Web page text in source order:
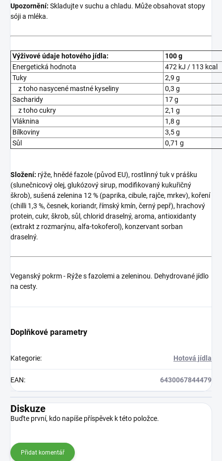
Upozornění: Skladujte v suchu a chladu. Může obsahovat stopy
sóji a mléka.
Výživové údaje hotového jídla:
100 g
Energetická hodnota
472 kJ / 113 kcal
Tuky
2,9 g
z toho nasycené mastné kyseliny
0,3 g
Sacharidy
17 g
z toho cukry
2,1 g
Vláknina
1,8 g
Bílkoviny
3,5 g
Sůl
0,71 g
Složení: rýže, hnědé fazole (původ EU), rostlinný tuk v prášku
(slunečnicový olej, glukózový sirup, modifikovaný kukuřičný
škrob), sušená zelenina 12 % (paprika, cibule, rajče, mrkev), koření
(chilli 1,3 %, česnek, koriandr, římský kmín, černý pepř), hrachový
protein, cukr, škrob, sůl, chlorid draselný, aroma, antioxidanty
(extrakt z rozmarýnu, alfa-tokoferol), konzervant sorban
draselný.
Veganský pokrm - Rýže s fazolemi a zeleninou. Dehydrované jídlo
na cesty.
Doplňkové parametry
Kategorie: Hotová jídla
EAN: 6430067844479
Diskuze
Buďte první, kdo napíše příspěvek k této položce.
Přidat komentář